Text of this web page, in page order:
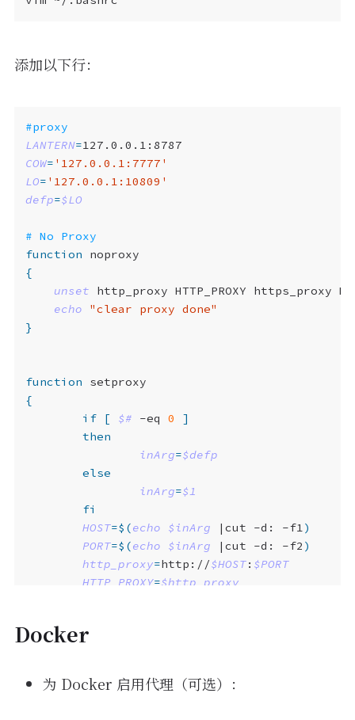
添加以下行：
#proxy
LANTERN=
COW= '127.0.0.1:7777'
LO= '127.0.0.1:10809'
defp=$LO
# No Proxy
function
{
unset
echo
"clear proxy done"
}
function
{
if
[ $# -eq 0
]
then
inArg=$defp
else
inArg=$1
fi
HOST=$(echo $inArg |cut -d: -f1)
PORT=$(echo $inArg |cut -d: -f2 )
http_proxy=http://$HOST: $PORT
HTTP_PROXY=$http_proxy
ftp_proxy
DNS_PROXY =$http_proxy
Docker
为 Docker 启用代理（可选）：